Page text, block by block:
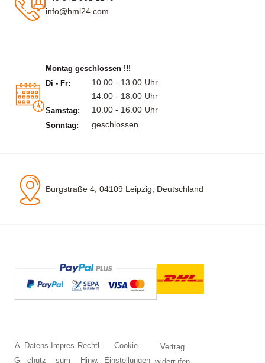
info@hml24.com
Montag geschlossen !!!
Di - Fr:
10.00 - 13.00 Uhr
14.00 - 18.00 Uhr
Samstag: 10.00 - 16.00 Uhr
Sonntag: geschlossen
Burgstraße 4, 04109 Leipzig, Deutschland
A
G
Datens
chutz
Impres
sum
Rechtl.
Hinw.
Cookie-
Einstellungen
Vertrag